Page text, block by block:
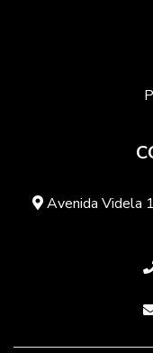
Avenida Videla